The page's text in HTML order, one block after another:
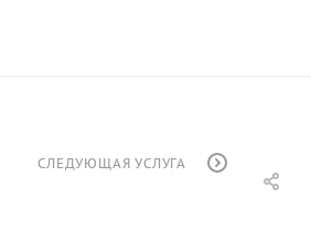
СЛЕДУЮЩАЯ УСЛУГА